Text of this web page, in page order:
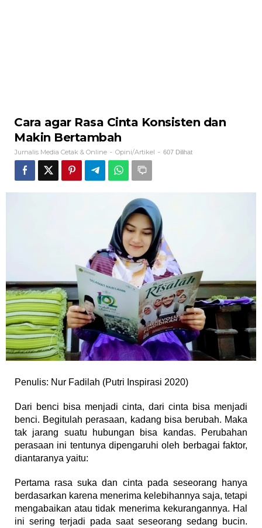
Cara agar Rasa Cinta Konsisten dan
Makin Bertambah
Jurnalis Media Cetak & Online - Opini/Artikel - 607 Dilihat
Penulis: Nur Fadilah (Putri Inspirasi 2020)
Dari benci bisa menjadi cinta, dari cinta bisa menjadi
benci. Begitulah perasaan, kadang bisa berubah. Maka
tak jarang suatu hubungan bisa kandas. Perubahan
perasaan ini tentunya dipengaruhi oleh berbagai faktor,
diantaranya yaitu:
Pertama rasa suka dan cinta pada seseorang hanya
berdasarkan karena menerima kelebihannya saja, tetapi
mengabaikan atau tidak menerima kekurangannya. Hal
ini sering terjadi pada saat seseorang sedang bucin.